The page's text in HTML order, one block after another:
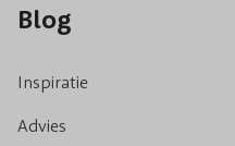
Blog
Inspiratie
Advies